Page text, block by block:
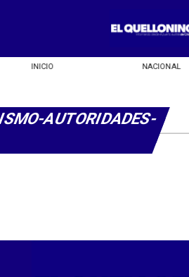
INICIO NACIONAL
AUTORIDADES-